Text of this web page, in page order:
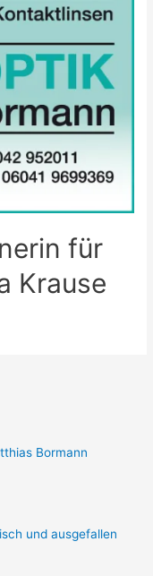
für
Krause
Bormann
und ausgefallen